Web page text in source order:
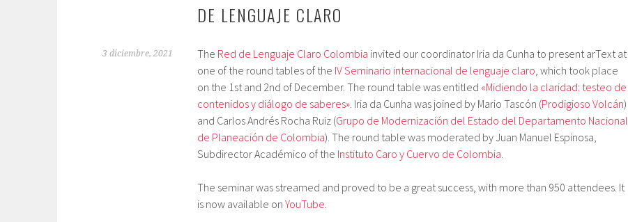
DE LENGUAJE CLARO
3 diciembre, 2021 The Red de Lenguaje Claro Colombia invited our coordinator Iria da Cunha to present arText at
one of the round tables of the IV Seminario internacional de lenguaje claro, which took place
on the 1st and 2nd of December. The round table was entitled «Midiendo la claridad: testeo de
contenidos y diálogo de saberes». Iria da Cunha was joined by Mario Tascón (Prodigioso Volcán)
and Carlos Andrés Rocha Ruiz (Grupo de Modernización del Estado del Departamento Nacional
de Planeación de Colombia). The round table was moderated by Juan Manuel Espinosa,
Subdirector Académico of the Instituto Caro y Cuervo de Colombia.
The seminar was streamed and proved to be a great success, with more than 950 attendees. It
is now available on YouTube.